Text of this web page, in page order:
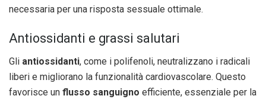
necessaria per una risposta sessuale ottimale.
Antiossidanti e grassi salutari
Gli antiossidanti, come i polifenoli, neutralizzano i radicali
liberi e migliorano la funzionalità cardiovascolare. Questo
favorisce un flusso sanguigno efficiente, essenziale per la